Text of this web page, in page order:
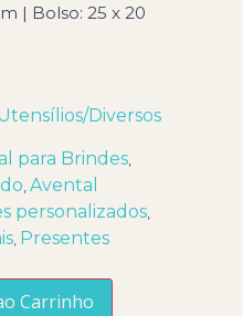
| Bolso: 25 x 20
Diversos
para Brindes
,Avental
personalizados
Presentes
Carrinho